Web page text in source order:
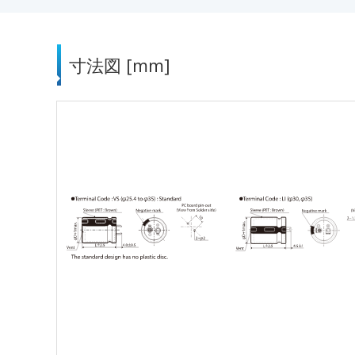
寸法図 [mm]